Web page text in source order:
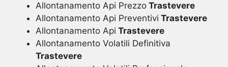
Allontanamento Api Prezzo Trastevere
Allontanamento Api Preventivi Trastevere
Allontanamento Api Trastevere
Allontanamento Volatili Definitiva
Trastevere